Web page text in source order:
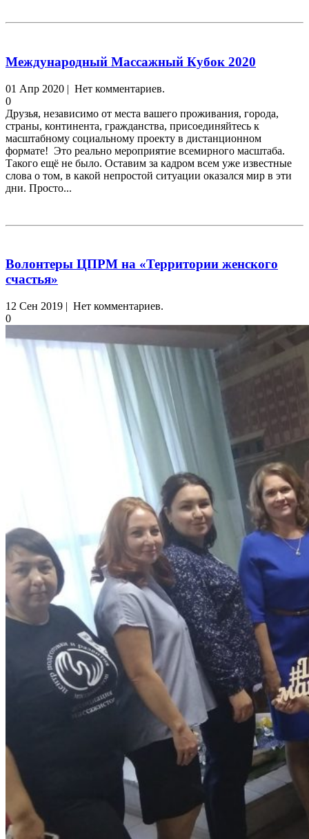
Международный Массажный Кубок 2020
01 Апр 2020 | Нет комментариев.
0
Друзья, независимо от места вашего проживания, города,
страны, континента, гражданства, присоединяйтесь к
масштабному социальному проекту в дистанционном
формате! Это реально мероприятие всемирного масштаба.
Такого ещё не было. Оставим за кадром всем уже известные
слова о том, в какой непростой ситуации оказался мир в эти
дни. Просто...
Волонтеры ЦПРМ на «Территории женского
счастья»
12 Сен 2019 | Нет комментариев.
0